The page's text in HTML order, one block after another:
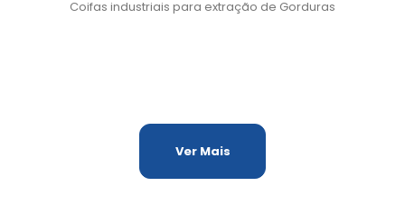
Coifas industriais para extração de Gorduras
Ver Mais